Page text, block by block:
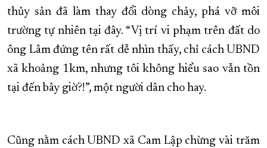
thủy sản đã làm thay đổi dòng chảy, phá vỡ môi
trường tự nhiên tại đây. “Vị trí vi phạm trên đất do
ông Lâm đứng tên rất dễ nhìn thấy, chỉ cách UBND
xã khoảng 1km, nhưng tôi không hiểu sao vẫn tồn
tại đến bây giờ?!”, một người dân cho hay.
Cũng nằm cách UBND xã Cam Lập chừng vài trăm